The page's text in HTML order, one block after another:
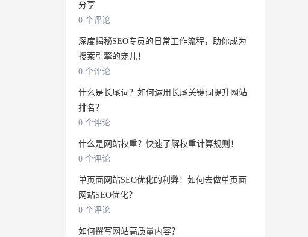
分享
0 个评论
深度揭秘SEO专员的日常工作流程，助你成为
搜索引擎的宠儿！
0 个评论
什么是长尾词？如何运用长尾关键词提升网站
排名？
0 个评论
什么是网站权重？快速了解权重计算规则！
0 个评论
单页面网站SEO优化的利弊！如何去做单页面
网站SEO优化？
0 个评论
如何撰写网站高质量内容？